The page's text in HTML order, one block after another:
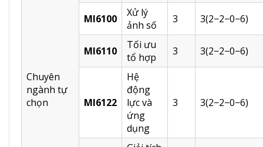
Chuyên
ngành tự
chọn
MI6100
Xử lý
ảnh số
3 3(2−2−0−6)
MI6110
Tối ưu
tổ hợp
3 3(2−2−0−6)
MI6122
Hệ
động
lực và
ứng
dụng
3 3(2−2−0−6)